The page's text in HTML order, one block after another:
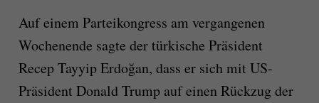
Auf einem Parteikongress am vergangenen
Wochenende sagte der türkische Präsident
Recep Tayyip Erdoğan, dass er sich mit US-
Präsident Donald Trump auf einen Rückzug der